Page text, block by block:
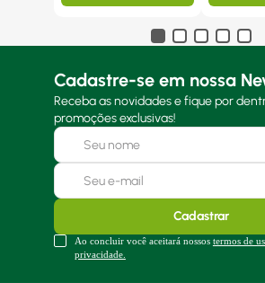
Cadastre-se em nossa
Receba as novidades e fique por
promoções exclusivas!
Cadastrar
Ao concluir você aceitará nossos termos de
privacidade.